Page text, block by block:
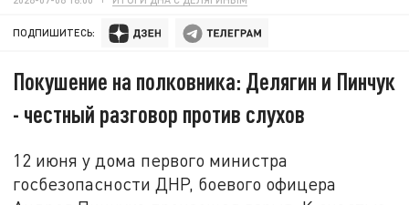
ПОДПИШИТЕСЬ:
Покушение на полковника: Делягин и Пинчук
- честный разговор против слухов
12 июня у дома первого министра
госбезопасности ДНР, боевого офицера